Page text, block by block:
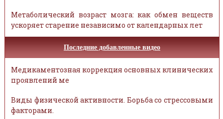
Метаболический возраст мозга: как обмен веществ
ускоряет старение независимо от календарных лет
Последние добавленные видео
Медикаментозная коррекция основных клинических
проявлений ме
Виды физической активности. Борьба со стрессовыми
факторами.